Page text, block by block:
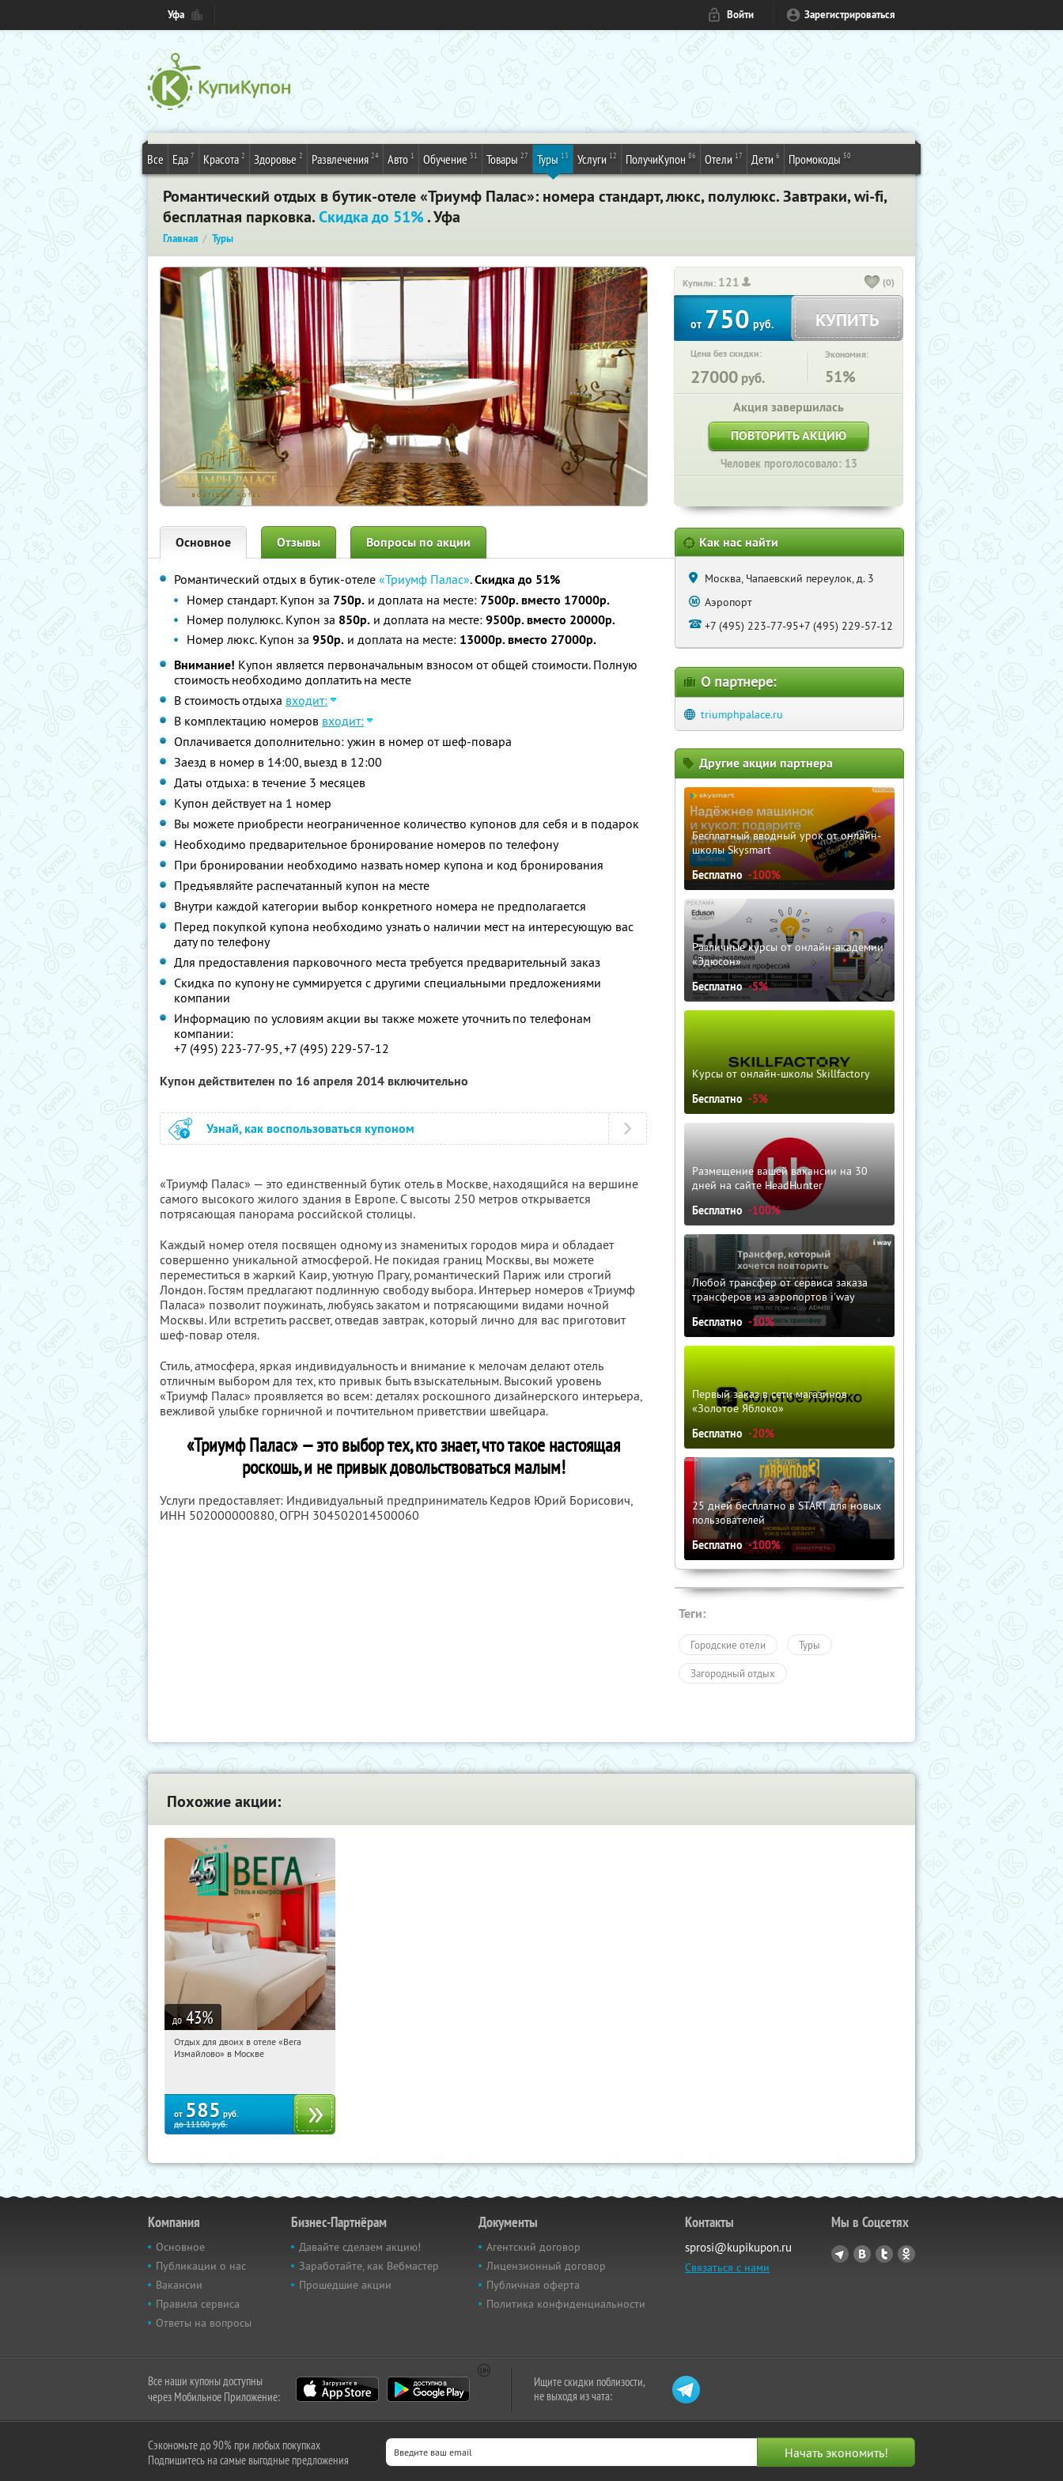
Уфа Войти Зарегистрироваться
Все Еда 7 Красота 2 Здоровье 2 Развлечения 24 Авто 1 Обучение 31 Товары 27 Туры 13 Услуги 12 ПолучиКупон 86 Отели 17 Дети 6 Промокоды 50
Романтический отдых в бутик-отеле «Триумф Палас»: номера стандарт, люкс, полулюкс. Завтраки, wi-fi,
бесплатная парковка.Скидка до 51%. Уфа
Главная Туры
Купили: 121 (0)
от750руб. КУПИТЬ
Цена без скидки:
27000 руб.
Экономия:
51%
Акция завершилась
ПОВТОРИТЬ АКЦИЮ
Человек проголосовало: 13
Основное Отзывы Вопросы по акции
Романтический отдых в бутик-отеле «Триумф Палас».Скидка до 51%
Номер стандарт. Купон за 750р. и доплата на месте: 7500р. вместо 17000р.
Номер полулюкс. Купон за 850р. и доплата на месте: 9500р. вместо 20000р.
Номер люкс. Купон за 950р. и доплата на месте: 13000р. вместо 27000р.
Внимание! Купон является первоначальным взносом от общей стоимости. Полную
стоимость необходимо доплатить на месте
В стоимость отдыха входит:
В комплектацию номеров входит:
Оплачивается дополнительно: ужин в номер от шеф-повара
Заезд в номер в 14:00, выезд в 12:00
Даты отдыха: в течение 3 месяцев
Купон действует на 1 номер
Вы можете приобрести неограниченное количество купонов для себя и в подарок
Необходимо предварительное бронирование номеров по телефону
При бронировании необходимо назвать номер купона и код бронирования
Предъявляйте распечатанный купон на месте
Внутри каждой категории выбор конкретного номера не предполагается
Перед покупкой купона необходимо узнать о наличии мест на интересующую вас
дату по телефону
Для предоставления парковочного места требуется предварительный заказ
Скидка по купону не суммируется с другими специальными предложениями
компании
Информацию по условиям акции вы также можете уточнить по телефонам
компании:
+7 (495) 223-77-95, +7 (495) 229-57-12
Купон действителен по 16 апреля 2014 включительно
Узнай, как воспользоваться купоном
«Триумф Палас» — это единственный бутик отель в Москве, находящийся на вершине
самого высокого жилого здания в Европе. С высоты 250 метров открывается
потрясающая панорама российской столицы.
Каждый номер отеля посвящен одному из знаменитых городов мира и обладает
совершенно уникальной атмосферой. Не покидая границ Москвы, вы можете
переместиться в жаркий Каир, уютную Прагу, романтический Париж или строгий
Лондон. Гостям предлагают подлинную свободу выбора. Интерьер номеров «Триумф
Паласа» позволит поужинать, любуясь закатом и потрясающими видами ночной
Москвы. Или встретить рассвет, отведав завтрак, который лично для вас приготовит
шеф-повар отеля.
Стиль, атмосфера, яркая индивидуальность и внимание к мелочам делают отель
отличным выбором для тех, кто привык быть взыскательным. Высокий уровень
«Триумф Палас» проявляется во всем: деталях роскошного дизайнерского интерьера,
вежливой улыбке горничной и почтительном приветствии швейцара.
«Триумф Палас» — это выбор тех, кто знает, что такое настоящая
роскошь, и не привык довольствоваться малым!
Услуги предоставляет: Индивидуальный предприниматель Кедров Юрий Борисович,
ИНН 502000000880, ОГРН 304502014500060
Как нас найти
Москва, Чапаевский переулок, д. 3
Аэропорт
+7 (495) 223-77-95+7 (495) 229-57-12
О партнере:
triumphpalace.ru
Другие акции партнера
Бесплатный вводный урок от онлайн-
школы Skysmart
Бесплатно -100%
Различные курсы от онлайн-академии
«Эдюсон»
Бесплатно -5%
Курсы от онлайн-школы Skillfactory
Бесплатно -5%
Размещение вашей вакансии на 30
дней на сайте HeadHunter
Бесплатно -100%
Любой трансфер от сервиса заказа
трансферов из аэропортов i'way
Бесплатно -10%
Первый заказ в сети магазинов
«Золотое Яблоко»
Бесплатно -20%
25 дней бесплатно в START для новых
пользователей
Бесплатно -100%
Теги:
Городские отели Туры
Загородный отдых
Похожие акции:
до 43%
11:18:58 Купили:
Отдых для двоих в отеле «Вега
Измайлово» в Москве
от 585 руб.
до11100руб.
Компания
Основное
Публикации о нас
Вакансии
Правила сервиса
Ответы на вопросы
Бизнес-Партнёрам
Давайте сделаем акцию!
Заработайте, как Вебмастер
Прошедшие акции
Документы
Агентский договор
Лицензионный договор
Публичная оферта
Политика конфиденциальности
Контакты
sprosi@kupikupon.ru
Связаться с нами
Мы в Соцсетях
Все наши купоны доступны
через Мобильное Приложение:
Ищите скидки поблизости,
не выходя из чата:
Сэкономьте до 90% при любых покупках
Подпишитесь на самые выгодные предложения